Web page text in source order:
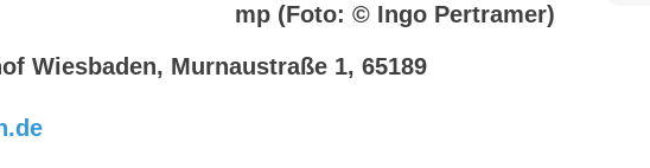
mp (Foto: © Ingo Pertramer)
Wiesbaden, Murnaustraße 1, 65189